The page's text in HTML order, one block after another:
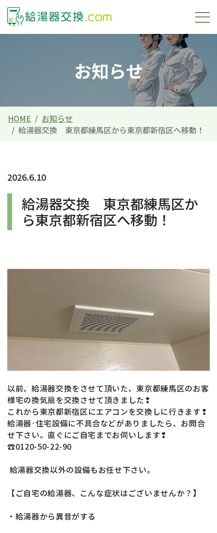
お知らせ
HOME
お知らせ
給湯器交換 東京都練馬区から東京都新宿区へ移動！
2026.6.10
給湯器交換 東京都練馬区か
ら東京都新宿区へ移動！
以前、給湯器交換をさせて頂いた、東京都練馬区のお客
様宅の換気扇を交換させて頂きました❢
これから東京都新宿区にエアコンを交換しに行きます❢
給湯器·住宅設備に不具合などがありましたら、お問合
せ下さい。直ぐにご自宅までお伺いします❢
☎0120-50-22-90
給湯器交換以外の設備もお任せ下さい。
【ご自宅の給湯器、こんな症状はございませんか？】
・給湯器から異音がする